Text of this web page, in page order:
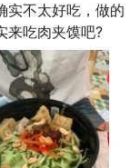
实不太好吃，做的
来吃肉夹馍吧?